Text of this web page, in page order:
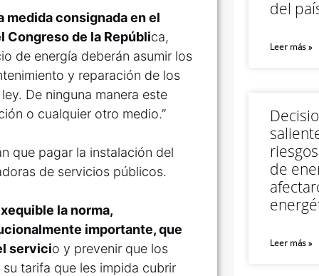
consignada en el
Congreso de la República,
de energía deberán asumir los
y reparación de los
De ninguna manera este
o cualquier otro medio.”
que pagar la instalación del
de servicios públicos.
la norma,
importante, que
servicio y prevenir que los
tarifa que les impida cubrir
del
Leer más »
de
Leer más »